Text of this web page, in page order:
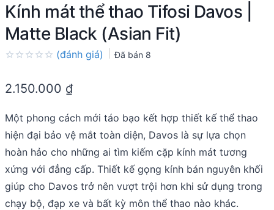
Kính mát thể thao Tifosi Davos |
Matte Black (Asian Fit)
out
(đánh giá) Đã bán 8
2.150.000 ₫
Một phong cách mới táo bạo kết hợp thiết kế thể thao
hiện đại bảo vệ mắt toàn diện, Davos là sự lựa chọn
hoàn hảo cho những ai tìm kiếm cặp kính mát tương
xứng với đẳng cấp. Thiết kế gọng kính bán nguyên khối
giúp cho Davos trở nên vượt trội hơn khi sử dụng trong
chạy bộ, đạp xe và bất kỳ môn thể thao nào khác.